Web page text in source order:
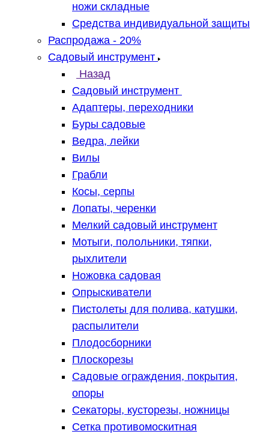
ножи складные
Средства индивидуальной защиты
Распродажа - 20%
Садовый инструмент
Назад
Садовый инструмент
Адаптеры, переходники
Буры садовые
Ведра, лейки
Вилы
Грабли
Косы, серпы
Лопаты, черенки
Мелкий садовый инструмент
Мотыги, полольники, тяпки,
рыхлители
Ножовка садовая
Опрыскиватели
Пистолеты для полива, катушки,
распылители
Плодосборники
Плоскорезы
Садовые ограждения, покрытия,
опоры
Секаторы, кусторезы, ножницы
Сетка противомоскитная